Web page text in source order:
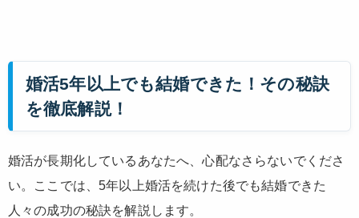
婚活5年以上でも結婚できた！その秘訣
を徹底解説！
婚活が長期化しているあなたへ、心配なさらないでくださ
い。ここでは、5年以上婚活を続けた後でも結婚できた
人々の成功の秘訣を解説します。